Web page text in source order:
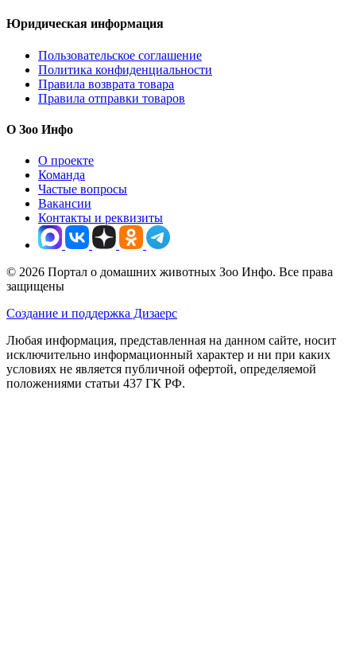
Юридическая информация
Пользовательское соглашение
Политика конфиденциальности
Правила возврата товара
Правила отправки товаров
О Зоо Инфо
О проекте
Команда
Частые вопросы
Вакансии
Контакты и реквизиты
© 2026 Портал о домашних животных Зоо Инфо. Все права
защищены
Создание и поддержка Дизаерс
Любая информация, представленная на данном сайте, носит
исключительно информационный характер и ни при каких
условиях не является публичной офертой, определяемой
положениями статьи 437 ГК РФ.